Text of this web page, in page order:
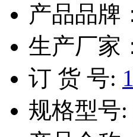
产品品牌
生产厂家
订 货 号:
规格型号: